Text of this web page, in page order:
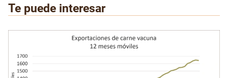
Te puede interesar